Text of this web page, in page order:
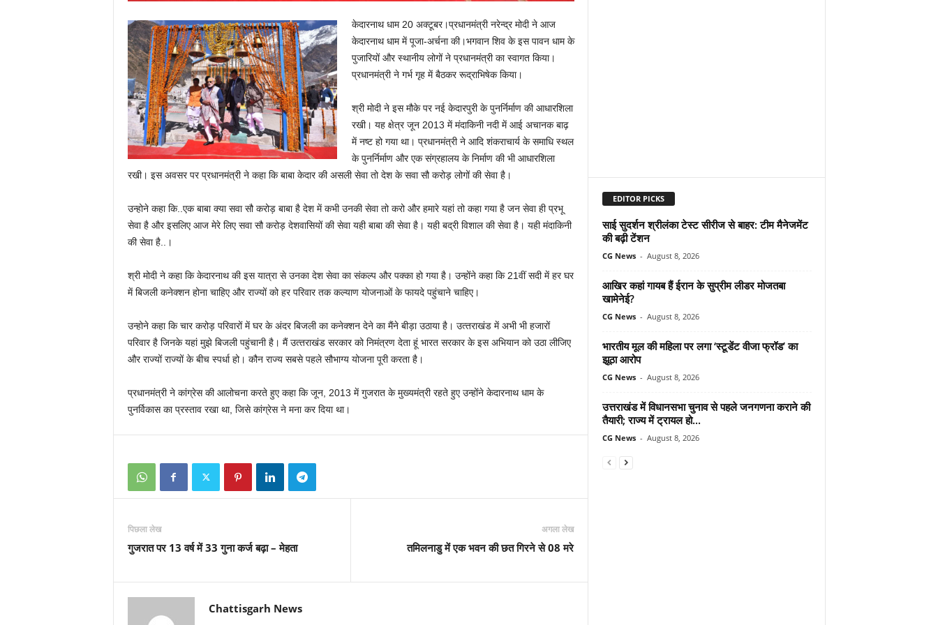
केदारनाथ धाम 20 अक्टूबर।प्रधानमंत्री नरेन्द्र मोदी ने आज
केदारनाथ धाम में पूजा-अर्चना की।भगवान शिव के इस पावन धाम के
पुजारियों और स्‍थानीय लोगों ने प्रधानमंत्री का स्‍वागत किया।
प्रधानमंत्री ने गर्भ गृह में बैठकर रूद्राभिषेक किया।
श्री मोदी ने इस मौके पर नई केदारपुरी के पुनर्निर्माण की आधा‍रशिला
रखी। यह क्षेत्र जून 2013 में मंदाकिनी नदी में आई अचानक बाढ़
में नष्‍ट हो गया था। प्रधानमंत्री ने आदि‍ शंकराचार्य के समाधि स्‍थल
के पुनर्निर्माण और एक संग्रहालय के निर्माण की भी आधारशिला
रखी। इस अवसर पर प्रधानमंत्री ने कहा कि बाबा केदार की असली सेवा तो देश के सवा सौ करोड़ लोगों की सेवा है।
उन्होने कहा कि..एक बाबा क्‍या सवा सौ करोड़ बाबा है देश में कभी उनकी सेवा तो करो और हमारे यहां तो कहा गया है जन सेवा ही प्रभू
सेवा है और इसलिए आज मेरे लिए सवा सौ करोड़ देशवासियों की सेवा यही बाबा की सेवा है। यही बद्री विशाल की सेवा है। यही मंदाकिनी
की सेवा है..।
श्री मोदी ने कहा कि केदारनाथ की इस यात्रा से उनका देश सेवा का संकल्‍प और पक्‍का हो गया है। उन्‍होंने कहा कि 21वीं सदी में हर घर
में बिजली कनेक्शन होना चाहिए और राज्यों को हर परिवार तक कल्याण योजनाओं के फायदे पहुंचाने चाहिए।
उन्होने कहा कि चार करोड़ परिवारों में घर के अंदर बिजली का कनेक्‍शन देने का मैंने बीड़ा उठाया है। उत्‍तराखंड में अभी भी हजारों
परिवार है जिनके यहां मुझे बिजली पहुंचानी है। मैं उत्‍तराखंड सरकार को निमंत्रण देता हूं भारत सरकार के इस अभियान को उठा लीजिए
और राज्‍यों राज्‍यों के बीच स्‍पर्धा हो। कौन राज्‍य सबसे पहले सौभाग्‍य योजना पूरी करता है।
प्रधानमंत्री ने कांग्रेस की आलोचना करते हुए कहा कि जून, 2013 में गुजरात के मुख्यमंत्री रहते हुए उन्होंने केदारनाथ धाम के
पुनर्विकास का प्रस्ताव रखा था, जिसे कांग्रेस ने मना कर दिया था।
पिछला लेख
गुजरात पर 13 वर्ष में 33 गुना कर्ज बढ़ा – मेहता
अगला लेख
तमिलनाडु में एक भवन की छत गिरने से 08 मरे
Chattisgarh News
EDITOR PICKS
साई सुदर्शन श्रीलंका टेस्ट सीरीज से बाहर: टीम मैनेजमेंट
की बढ़ी टेंशन
CG News - August 8, 2026
आखिर कहां गायब हैं ईरान के सुप्रीम लीडर मोजतबा
खामेनेई?
CG News - August 8, 2026
भारतीय मूल की महिला पर लगा ‘स्टूडेंट वीजा फ्रॉड’ का
झूठा आरोप
CG News - August 8, 2026
उत्तराखंड में विधानसभा चुनाव से पहले जनगणना कराने की
तैयारी; राज्य में ट्रायल हो...
CG News - August 8, 2026